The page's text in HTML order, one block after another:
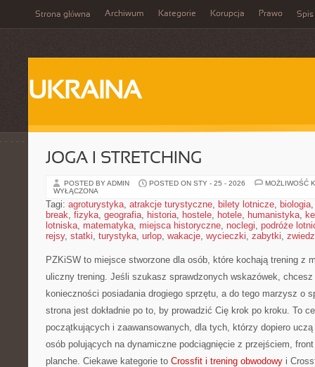
Strona główna Archiwum Kategorie Korupcja Prawo Spis
UKRAINA
JOGA I STRETCHING
POSTED BY ADMIN POSTED ON STY - 25 - 2026
MOŻLIWOŚĆ
WYŁĄCZONA
Tagi: agroturystyka, atrakcje turystyczne, bilety lotnicze, biologia
break, fizyka, geografia, historia, hostele, hotele, humanistyka,
lotniska, matematyka, miejsca historyczne, noclegi, podróże
rejsy, statki, turystyka, urlop, wakacje, wycieczki, zabytki,
PZKiSW to miejsce stworzone dla osób, które kochają trening z
uliczny trening. Jeśli szukasz sprawdzonych wskazówek, chcesz
konieczności posiadania drogiego sprzętu, a do tego marzysz o
strona jest dokładnie po to, by prowadzić Cię krok po kroku. To
początkujących i zaawansowanych, dla tych, którzy dopiero
osób polujących na dynamiczne podciągnięcie z przejściem,
planche. Ciekawe kategorie to Crossfit i trening obwodowy i